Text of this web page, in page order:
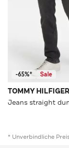
-65%* Sale
TOMMY HILFIGER
Jeans straight
* Unverbindliche